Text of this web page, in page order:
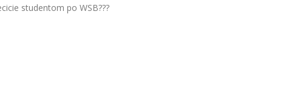
studentom po WSB???